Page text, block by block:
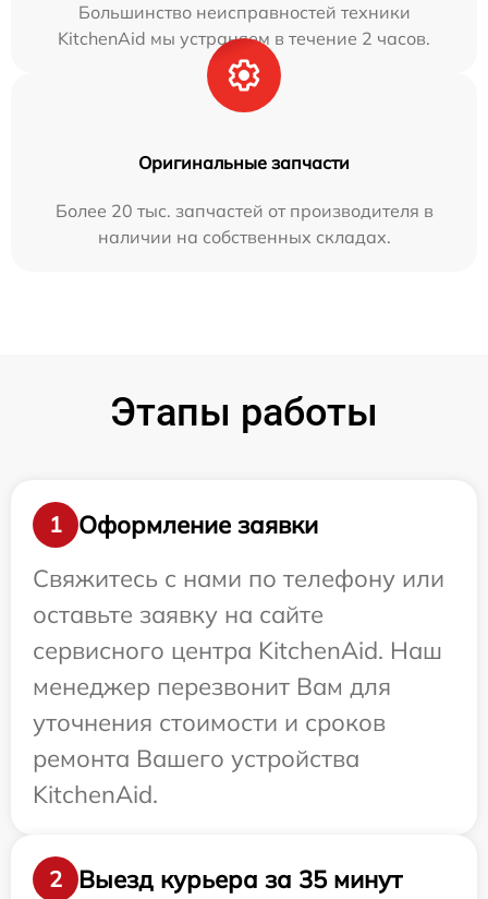
Большинство неисправностей техники
KitchenAid мы устраняем в течение 2 часов.
Оригинальные запчасти
Более 20 тыс. запчастей от производителя в
наличии на собственных складах.
Этапы работы
1
Оформление заявки
Свяжитесь с нами по телефону или
оставьте заявку на сайте
сервисного центра KitchenAid. Наш
менеджер перезвонит Вам для
уточнения стоимости и сроков
ремонта Вашего устройства
KitchenAid.
2 Выезд курьера за 35 минут